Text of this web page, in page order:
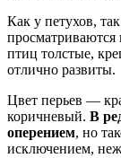
Как у петухов,
птиц толстые,
отлично развиты.
Цвет перьев —
коричневый. В
оперением, но
исключением,